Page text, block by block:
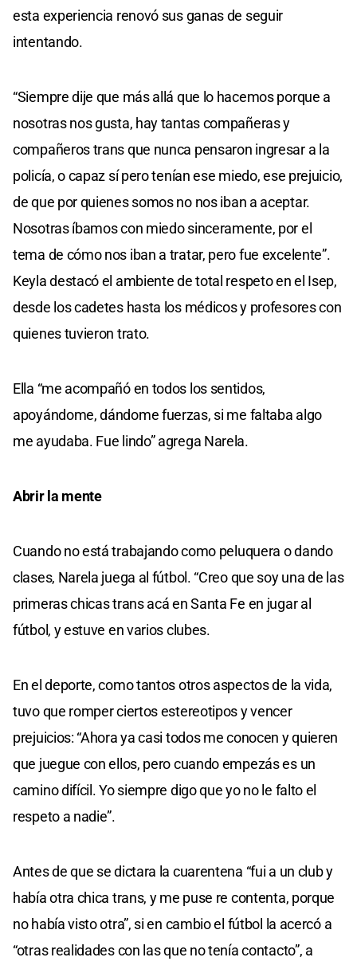
esta experiencia renovó sus ganas de seguir
intentando.
“Siempre dije que más allá que lo hacemos porque a
nosotras nos gusta, hay tantas compañeras y
compañeros trans que nunca pensaron ingresar a la
policía, o capaz sí pero tenían ese miedo, ese prejuicio,
de que por quienes somos no nos iban a aceptar.
Nosotras íbamos con miedo sinceramente, por el
tema de cómo nos iban a tratar, pero fue excelente”.
Keyla destacó el ambiente de total respeto en el Isep,
desde los cadetes hasta los médicos y profesores con
quienes tuvieron trato.
Ella “me acompañó en todos los sentidos,
apoyándome, dándome fuerzas, si me faltaba algo
me ayudaba. Fue lindo” agrega Narela.
Abrir la mente
Cuando no está trabajando como peluquera o dando
clases, Narela juega al fútbol. “Creo que soy una de las
primeras chicas trans acá en Santa Fe en jugar al
fútbol, y estuve en varios clubes.
En el deporte, como tantos otros aspectos de la vida,
tuvo que romper ciertos estereotipos y vencer
prejuicios: “Ahora ya casi todos me conocen y quieren
que juegue con ellos, pero cuando empezás es un
camino difícil. Yo siempre digo que yo no le falto el
respeto a nadie”.
Antes de que se dictara la cuarentena “fui a un club y
había otra chica trans, y me puse re contenta, porque
no había visto otra”, si en cambio el fútbol la acercó a
“otras realidades con las que no tenía contacto”, a